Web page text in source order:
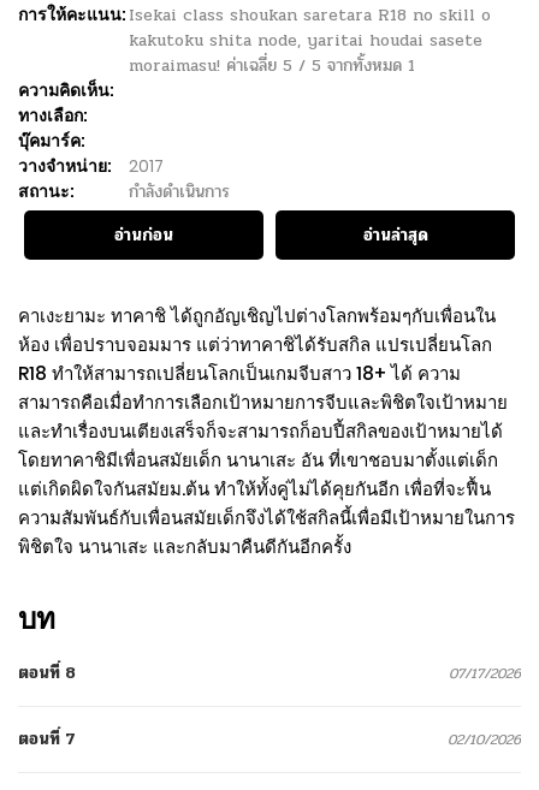
การให้คะแนน: Isekai class shoukan saretara R18 no skill o
kakutoku shita node, yaritai houdai sasete
moraimasu! ค่าเฉลี่ย 5 / 5 จากทั้งหมด 1
ความคิดเห็น:
ทางเลือก:
บุ๊คมาร์ค:
วางจำหน่าย:
2017
สถานะ:
กำลังดำเนินการ
อ่านก่อน
อ่านล่าสุด
คาเงะยามะ ทาคาชิ ได้ถูกอัญเชิญไปต่างโลกพร้อมๆกับเพื่อนใน
ห้อง เพื่อปราบจอมมาร แต่ว่าทาคาชิได้รับสกิล แปรเปลี่ยนโลก
R18 ทำให้สามารถเปลี่ยนโลกเป็นเกมจีบสาว 18+ ได้ ความ
สามารถคือเมื่อทำการเลือกเป้าหมายการจีบและพิชิตใจเป้าหมาย
และทำเรื่องบนเตียงเสร็จก็จะสามารถก็อบปี้สกิลของเป้าหมายได้
โดยทาคาชิมีเพื่อนสมัยเด็ก นานาเสะ อัน ที่เขาชอบมาตั้งแต่เด็ก
แต่เกิดผิดใจกันสมัยม.ต้น ทำให้ทั้งคู่ไม่ได้คุยกันอีก เพื่อที่จะฟื้น
ความสัมพันธ์กับเพื่อนสมัยเด็กจึงได้ใช้สกิลนี้เพื่อมีเป้าหมายในการ
พิชิตใจ นานาเสะ และกลับมาคืนดีกันอีกครั้ง
บท
ตอนที่ 8 07/17/2026
ตอนที่ 7 02/10/2026